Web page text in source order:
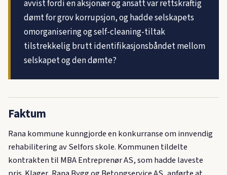
avvist fordi en aksjonær og ansatt var rettskraftig
dømt for grov korrupsjon, og hadde selskapets
omorganisering og self-cleaning-tiltak
tilstrekkelig brutt identifikasjonsbåndet mellom
selskapet og den dømte?
Faktum
Rana kommune kunngjorde en konkurranse om innvendig
rehabilitering av Selfors skole. Kommunen tildelte
kontrakten til MBA Entreprenør AS, som hadde laveste